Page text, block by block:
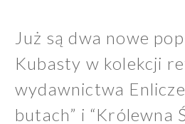
Już są dwa nowe
Kubasty w kolekcji
wydawnictwa
butach” i “Królewna